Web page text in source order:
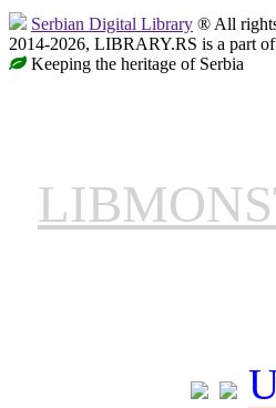
Serbian Digital Library ® All
2014-2026, LIBRARY.RS is a part
Keeping the heritage of Serbia